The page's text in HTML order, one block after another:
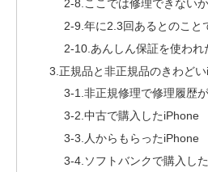
2-8.ここでは修理できない
2-9.年に2.3回あるとのこと
2-10.あんしん保証を使われ
3.正規品と非正規品のきわど
3-1.非正規修理で修理履歴
3-2.中古で購入したiPhone
3-3.人からもらったiPhone
3-4.ソフトバンクで購入し